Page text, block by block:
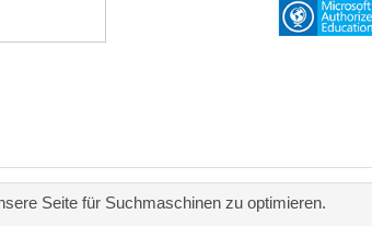
Seite für Suchmaschinen zu optimieren.